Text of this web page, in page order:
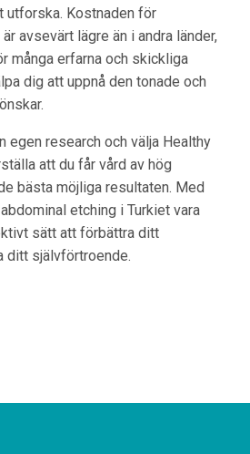
utforska. Kostnaden för
avsevärt lägre än i andra länder,
många erfarna och skickliga
dig att uppnå den tonade och
egen research och välja Healthy
att du får vård av hög
bästa möjliga resultaten. Med
etching i Turkiet vara
sätt att förbättra ditt
ditt självförtroende.